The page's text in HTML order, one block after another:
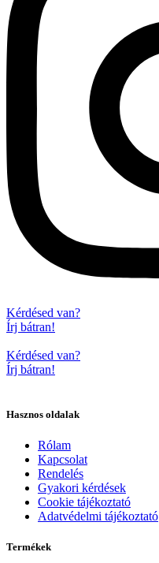
Kérdésed van?
Írj bátran!
Kérdésed van?
Írj bátran!
Hasznos oldalak
Rólam
Kapcsolat
Rendelés
Gyakori kérdések
Cookie tájékoztató
Adatvédelmi tájékoztató
Termékek